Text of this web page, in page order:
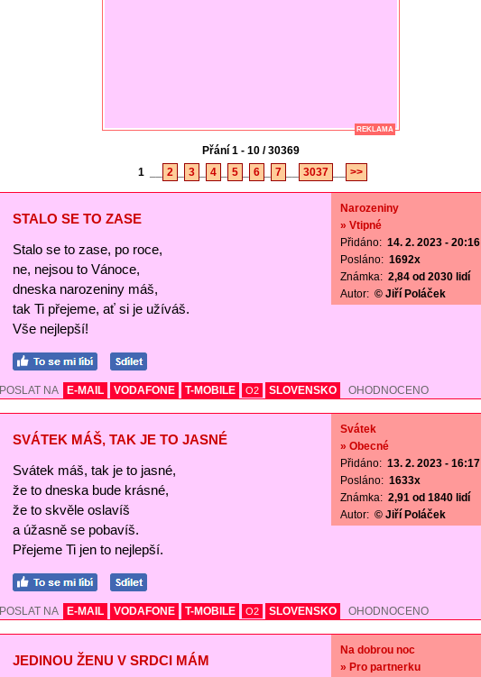
REKLAMA
Přání 1 - 10 / 30369
1
2 3 4 5 6 7 3037 >>
STALO SE TO ZASE
Stalo se to zase, po roce,
ne, nejsou to Vánoce,
dneska narozeniny máš,
tak Ti přejeme, ať si je užíváš.
Vše nejlepší!
Narozeniny
» Vtipné
Přidáno: 14. 2. 2023 - 20:16
Posláno: 1692x
Známka: 2,84 od 2030 lidí
Autor: © Jiří Poláček
POSLAT NA E-MAIL VODAFONE T-MOBILE O2 SLOVENSKO OHODNOCENO
SVÁTEK MÁŠ, TAK JE TO JASNÉ
Svátek máš, tak je to jasné,
že to dneska bude krásné,
že to skvěle oslavíš
a úžasně se pobavíš.
Přejeme Ti jen to nejlepší.
Svátek
» Obecné
Přidáno: 13. 2. 2023 - 16:17
Posláno: 1633x
Známka: 2,91 od 1840 lidí
Autor: © Jiří Poláček
POSLAT NA E-MAIL VODAFONE T-MOBILE O2 SLOVENSKO OHODNOCENO
JEDINOU ŽENU V SRDCI MÁM
Na dobrou noc
» Pro partnerku